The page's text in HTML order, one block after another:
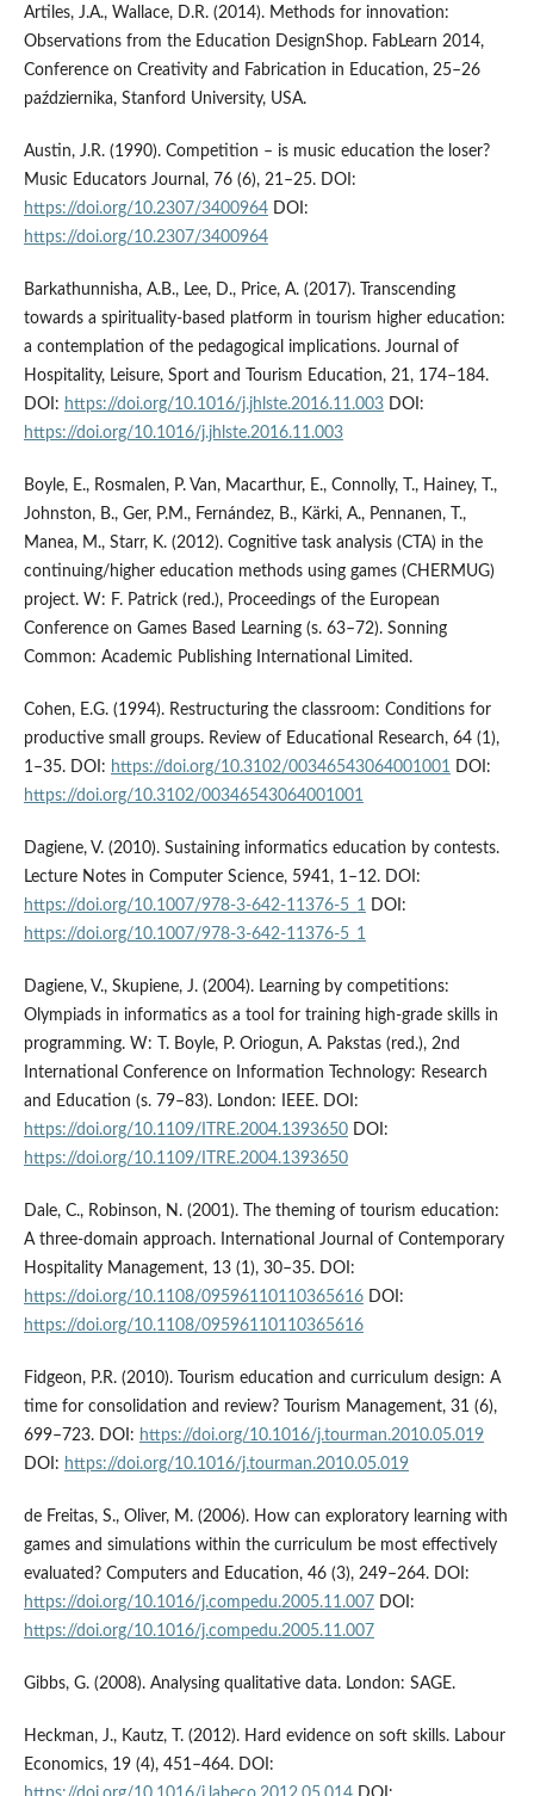
Artiles, J.A., Wallace, D.R. (2014). Methods for innovation:
Observations from the Education DesignShop. FabLearn 2014,
Conference on Creativity and Fabrication in Education, 25–26
października, Stanford University, USA.
Austin, J.R. (1990). Competition – is music education the loser?
Music Educators Journal, 76 (6), 21–25. DOI:
https://doi.org/10.2307/3400964DOI:
https://doi.org/10.2307/3400964
Barkathunnisha, A.B., Lee, D., Price, A. (2017). Transcending
towards a spirituality-based platform in tourism higher education:
a contemplation of the pedagogical implications. Journal of
Hospitality, Leisure, Sport and Tourism Education, 21, 174–184.
DOI: https://doi.org/10.1016/j.jhlste.2016.11.003DOI:
https://doi.org/10.1016/j.jhlste.2016.11.003
Boyle, E., Rosmalen, P. Van, Macarthur, E., Connolly, T., Hainey, T.,
Johnston, B., Ger, P.M., Fernández, B., Kärki, A., Pennanen, T.,
Manea, M., Starr, K. (2012). Cognitive task analysis (CTA) in the
continuing/higher education methods using games (CHERMUG)
project. W: F. Patrick (red.), Proceedings of the European
Conference on Games Based Learning (s. 63–72). Sonning
Common: Academic Publishing International Limited.
Cohen, E.G. (1994). Restructuring the classroom: Conditions for
productive small groups. Review of Educational Research, 64 (1),
1–35. DOI: https://doi.org/10.3102/00346543064001001
DOI:
https://doi.org/10.3102/00346543064001001
Dagiene, V. (2010). Sustaining informatics education by contests.
Lecture Notes in Computer Science, 5941, 1–12. DOI:
https://doi.org/10.1007/978-3-642-11376-5_1
DOI:
https://doi.org/10.1007/978-3-642-11376-5_1
Dagiene, V., Skupiene, J. (2004). Learning by competitions:
Olympiads in informatics as a tool for training high-grade skills in
programming. W: T. Boyle, P. Oriogun, A. Pakstas (red.), 2nd
International Conference on Information Technology: Research
and Education (s. 79–83). London: IEEE. DOI:
https://doi.org/10.1109/ITRE.2004.1393650DOI:
https://doi.org/10.1109/ITRE.2004.1393650
Dale, C., Robinson, N. (2001). The theming of tourism education:
A three-domain approach. International Journal of Contemporary
Hospitality Management, 13 (1), 30–35. DOI:
https://doi.org/10.1108/09596110110365616DOI:
https://doi.org/10.1108/09596110110365616
Fidgeon, P.R. (2010). Tourism education and curriculum design: A
time for consolidation and review? Tourism Management, 31 (6),
699–723. DOI: https://doi.org/10.1016/j.tourman.2010.05.019
DOI: https://doi.org/10.1016/j.tourman.2010.05.019
de Freitas, S., Oliver, M. (2006). How can exploratory learning with
games and simulations within the curriculum be most effectively
evaluated? Computers and Education, 46 (3), 249–264. DOI:
https://doi.org/10.1016/j.compedu.2005.11.007DOI:
https://doi.org/10.1016/j.compedu.2005.11.007
Gibbs, G. (2008). Analysing qualitative data. London: SAGE.
Heckman, J., Kautz, T. (2012). Hard evidence on soft skills. Labour
Economics, 19 (4), 451–464. DOI: